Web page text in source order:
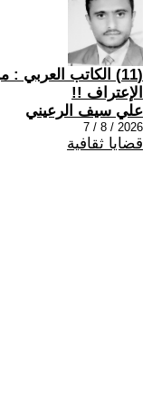
(11) الكاتب
الإعتراف !!
علي سيف الرعيني
2026 / 8 / 7
قضايا ثقافية